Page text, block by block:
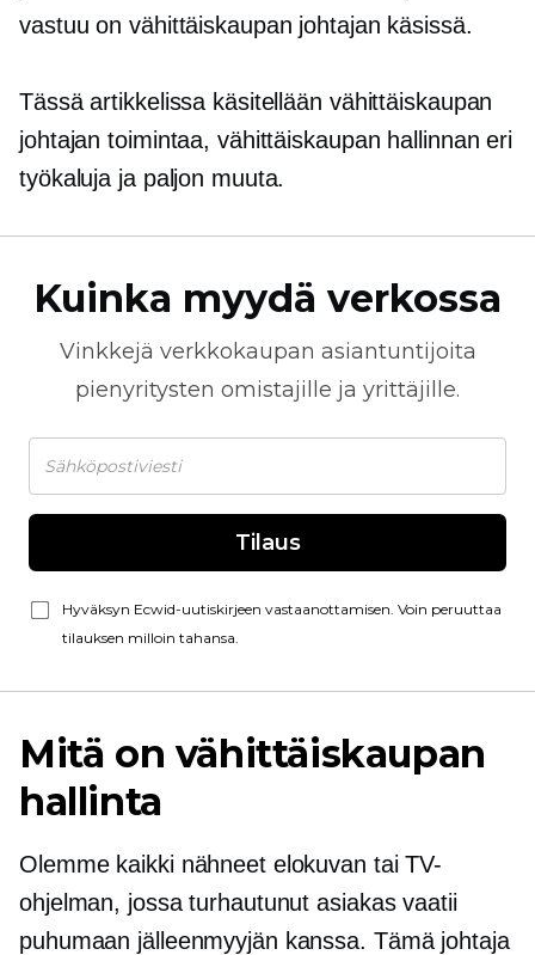
vastuu on vähittäiskaupan johtajan käsissä.
Tässä artikkelissa käsitellään vähittäiskaupan
johtajan toimintaa, vähittäiskaupan hallinnan eri
työkaluja ja paljon muuta.
Kuinka myydä verkossa
Vinkkejä verkkokaupan asiantuntijoita
pienyritysten omistajille ja yrittäjille.
Tilaus
Hyväksyn Ecwid-uutiskirjeen vastaanottamisen. Voin peruuttaa
tilauksen milloin tahansa.
Mitä on vähittäiskaupan
hallinta
Olemme kaikki nähneet elokuvan tai TV-
ohjelman, jossa turhautunut asiakas vaatii
puhumaan jälleenmyyjän kanssa. Tämä johtaja